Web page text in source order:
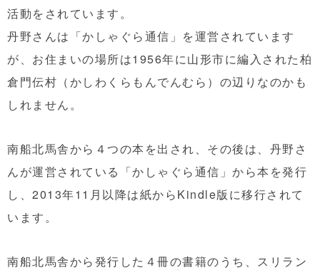
活動をされています。
丹野さんは「かしゃぐら通信」を運営されています
が、お住まいの場所は1956年に山形市に編入された柏
倉門伝村（かしわくらもんでんむら）の辺りなのかも
しれません。
南船北馬舎から４つの本を出され、その後は、丹野さ
んが運営されている「かしゃぐら通信」から本を発行
し、2013年11月以降は紙からKindle版に移行されて
います。
南船北馬舎から発行した４冊の書籍のうち、スリラン